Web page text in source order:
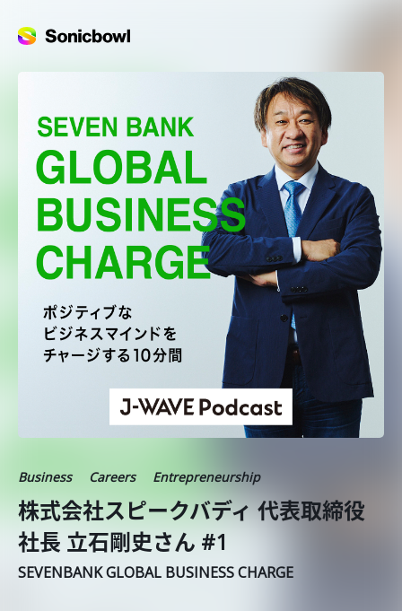
Business Careers Entrepreneurship
株式会社スピークバディ 代表取締役
社長 立石剛史さん #1
SEVENBANK GLOBAL BUSINESS CHARGE